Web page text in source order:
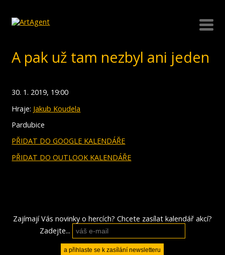
A pak už tam nezbyl ani jeden
30. 1. 2019, 19:00
Hraje: Jakub Koudela
Pardubice
PŘIDAT DO GOOGLE KALENDÁŘE
PŘIDAT DO OUTLOOK KALENDÁŘE
Zajímají Vás novinky o hercích? Chcete zasílat kalendář akcí?
Zadejte...